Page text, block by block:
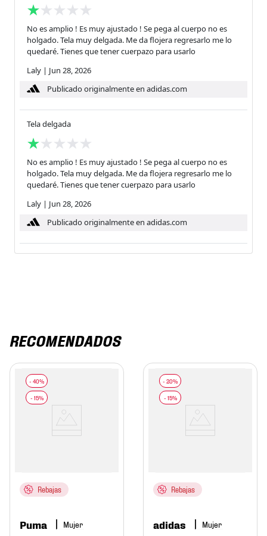
No es amplio ! Es muy ajustado ! Se pega al cuerpo no es
holgado. Tela muy delgada. Me da flojera regresarlo me lo
quedaré. Tienes que tener cuerpazo para usarlo
Laly | Jun 28, 2026
Publicado originalmente en adidas.com
Tela delgada
No es amplio ! Es muy ajustado ! Se pega al cuerpo no es
holgado. Tela muy delgada. Me da flojera regresarlo me lo
quedaré. Tienes que tener cuerpazo para usarlo
Laly | Jun 28, 2026
Publicado originalmente en adidas.com
RECOMENDADOS
Rebajas
Puma Mujer
Rebajas
adidas Mujer